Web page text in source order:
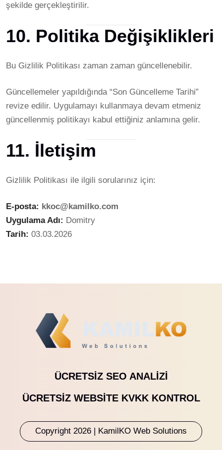
şekilde gerçekleştirilir.
10. Politika Değişiklikleri
Bu Gizlilik Politikası zaman zaman güncellenebilir.
Güncellemeler yapıldığında “Son Güncelleme Tarihi”
revize edilir. Uygulamayı kullanmaya devam etmeniz
güncellenmiş politikayı kabul ettiğiniz anlamına gelir.
11. İletişim
Gizlilik Politikası ile ilgili sorularınız için:
E-posta: kkoc@kamilko.com
Uygulama Adı: Domitry
Tarih: 03.03.2026
ÜCRETSIZ SEO ANALIZI
ÜCRETSIZ WEBSITE KVKK KONTROL
Copyright 2026 | KamilKO Web Solutions